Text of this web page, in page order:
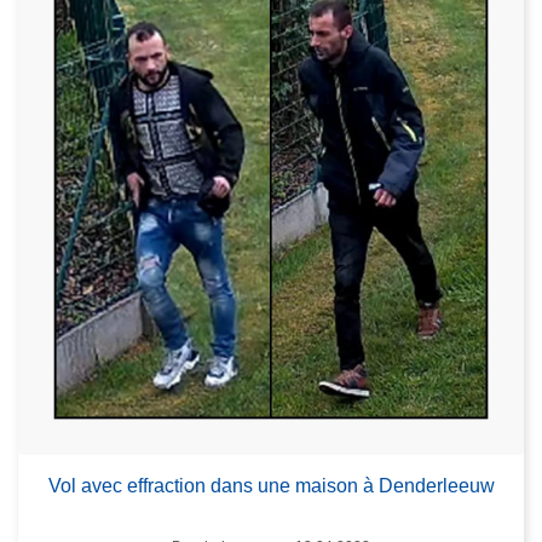
Vol avec effraction dans une maison à Denderleeuw